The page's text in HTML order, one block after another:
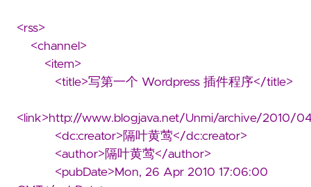
<rss>
<channel>
<item>
<title>写第一个 Wordpress 插件程序</title>
<link>http://www.blogjava.net/Unmi/archive/2010/
<dc:creator>隔叶黄莺</dc:creator>
<author>隔叶黄莺</author>
<pubDate>Mon, 26 Apr 2010 17:06:00